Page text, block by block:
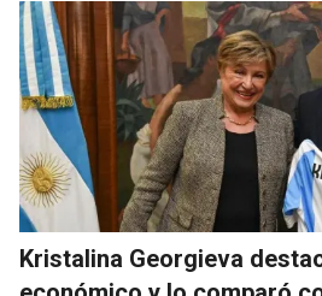
Kristalina Georgieva